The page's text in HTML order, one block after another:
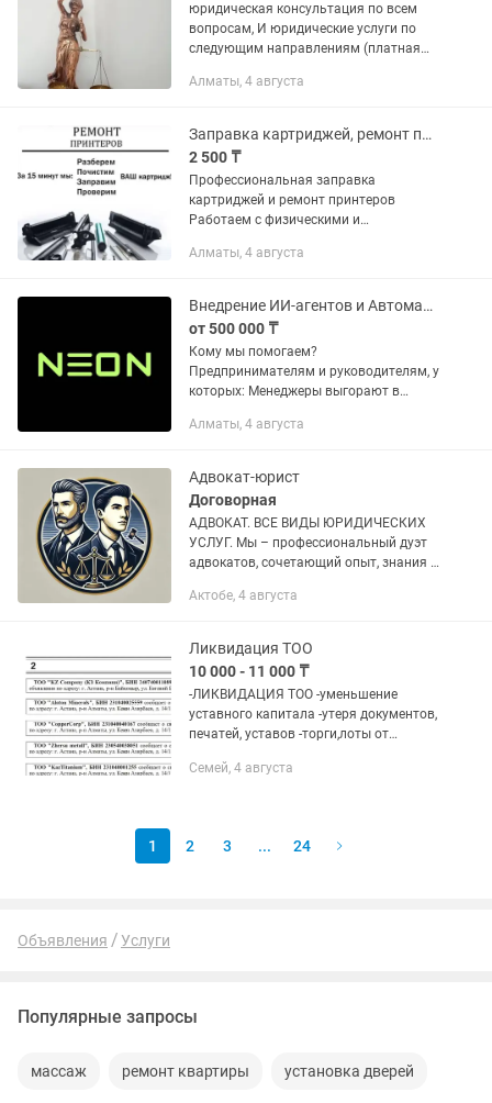
юридическая консультация по всем
вопросам, И юридические услуги по
следующим направлениям (платная
материального ущерба по ДТП
Алматы, 4 августа
Заправка картриджей, ремонт принтеров, с выездом
2 500 ₸
Профессиональная заправка
картриджей и ремонт принтеров
Работаем с физическими и
услуги: ✔ Заправка лазерных
восстановленных картриджей ✔...
Алматы, 4 августа
Внедрение ИИ-агентов и Автоматизация Бизнеса B2B Разработка
от 500 000 ₸
Кому мы помогаем?
Предпринимателям и руководителям, у
которых: Менеджеры выгорают в
Базы данных разрознены (1С, CRM,
существуют отдельно...
Алматы, 4 августа
Адвокат-юрист
Договорная
АДВОКАТ. ВСЕ ВИДЫ ЮРИДИЧЕСКИХ
УСЛУГ. Мы – профессиональный дуэт
адвокатов, сочетающий опыт, знания и
защите. Мы ведём все категории дел –
Актобе, 4 августа
Ликвидация ТОО
10 000 - 11 000 ₸
-ЛИКВИДАЦИЯ ТОО -уменьшение
уставного капитала -утеря документов,
печатей, уставов -торги,лоты от
ОБЪЯВЛЕНИЯ в республиканскую-
Семей, 4 августа
1 2 3 ... 24
Объявления Услуги
Популярные запросы
массаж ремонт квартиры установка дверей